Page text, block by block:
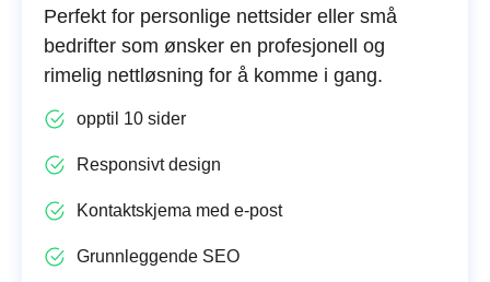
Perfekt for personlige nettsider eller små
bedrifter som ønsker en profesjonell og
rimelig nettløsning for å komme i gang.
opptil 10 sider
Responsivt design
Kontaktskjema med e-post
Grunnleggende SEO